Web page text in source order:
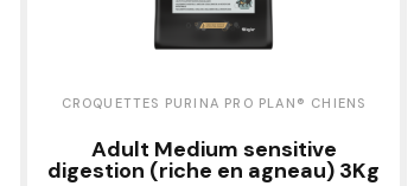
CROQUETTES PURINA PRO PLAN® CHIENS
Adult Medium sensitive
digestion (riche en agneau) 3Kg